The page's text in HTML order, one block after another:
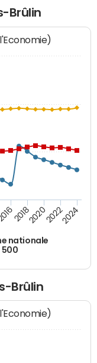
Brûlin
nationale
500
2018202020222024
Brûlin